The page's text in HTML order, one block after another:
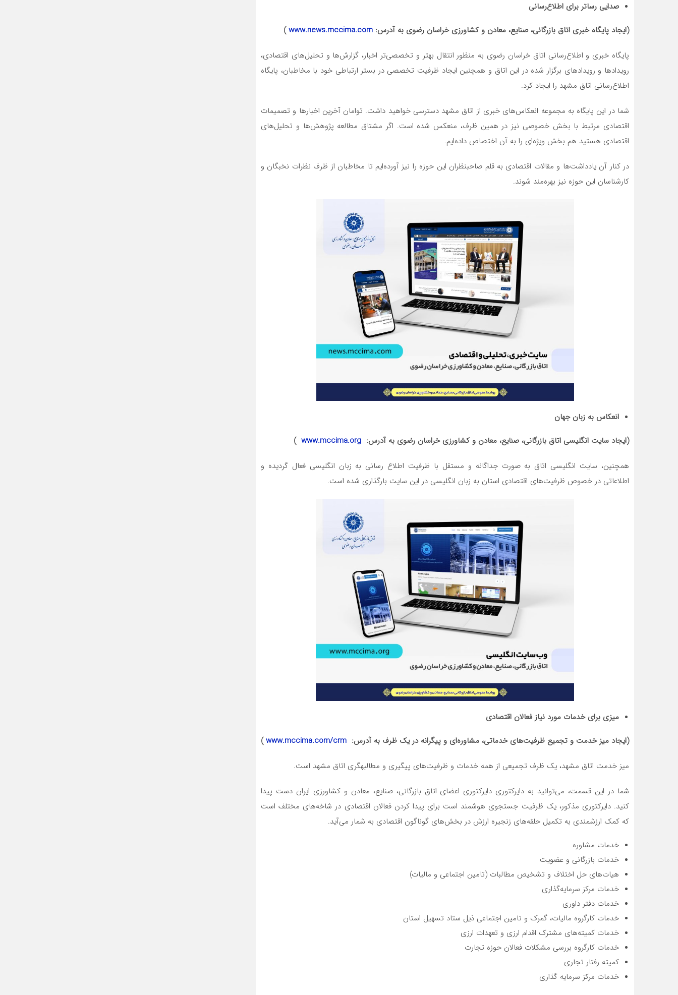
صدایی رساتر برای اطلاع‌رسانی
(ایجاد پایگاه خبری اتاق بازرگانی، صنایع، معادن و کشاورزی خراسان رضوی به آدرس: www.news.mccima.com
)
پایگاه خبری و اطلاع‌رسانی اتاق خراسان رضوی به منظور انتقال بهتر و تخصصی‌تر اخبار، گزارش‌ها و تحلیل‌های اقتصادی،
رویدادها و رویدادهای برگزار شده در این اتاق و همچنین ایجاد ظرفیت تخصصی در بستر ارتباطی خود با مخاطبان، پایگاه
اطلاع‌رسانی اتاق مشهد را ایجاد کرد.
شما در این پایگاه به مجموعه‌ انعکاس‌های خبری از اتاق مشهد دسترسی خواهید داشت. توامان آخرین اخبارها و تصمیمات
اقتصادی مرتبط با بخش خصوصی نیز در همین ظرف، منعکس شده است. اگر مشتاق مطالعه پژوهش‌ها و تحلیل‌های
اقتصادی هستید هم بخش ویژه‌ای را به آن اختصاص داده‌ایم.
در کنار آن یادداشت‌ها و مقالات اقتصادی به قلم صاحبنظران این حوزه را نیز آورده‌ایم تا مخاطبان از ظرف نظرات نخبگان و
کارشناسان این حوزه نیز بهره‌مند شوند.
انعکاس به زبان جهان
(ایجاد سایت انگلیسی اتاق بازرگانی، صنایع، معادن و کشاورزی خراسان رضوی به آدرس: www.mccima.org
)
همچنین، سایت انگلیسی اتاق به صورت جداگانه و مستقل با ظرفیت اطلاع رسانی به زبان انگلیسی فعال گردیده و
اطلاعاتی در خصوص ظرفیت‌های اقتصادی استان به زبان انگلیسی در این سایت بارگذاری شده است.
میزی برای خدمات مورد نیاز فعالان اقتصادی
(ایجاد میز خدمت و تجمیع ظرفیت‌های خدماتی، مشاوره‌ای و پیگرانه در یک ظرف به آدرس: www.mccima.com/crm
)
میز خدمت اتاق مشهد، یک ظرف تجمیعی از همه خدمات و ظرفیت‌های پیگیری و مطالبه‎گری اتاق مشهد است.
شما در این قسمت، می‌توانید به دایرکتوری دایرکتوری اعضای اتاق بازرگانی، صنایع، معادن و کشاورزی ایران دست پیدا
کنید. دایرکتوری مذکور، یک ظرفیت جستجوی هوشمند است برای پیدا کردن فعالان اقتصادی در شاخه‌های مختلف است
که کمک ارزشمندی به تکمیل حلقه‌های زنجیره ارزش در بخش‌های گوناگون اقتصادی به شمار می‌آید.
خدمات مشاوره
خدمات بازرگانی و عضویت
هیات‌های حل اختلاف و تشخیص مطالبات (تامین اجتماعی و مالیات)
خدمات مرکز سرمایه‌گذاری
خدمات دفتر داوری
خدمات کارگروه مالیات، گمرک و تامین اجتماعی ذیل ستاد تسهیل استان
خدمات کمیته‌های مشترک اقدام ارزی و تعهدات ارزی
خدمات کارگروه بررسی مشکلات فعالان حوزه تجارت
کمیته رفتار تجاری
خدمات مرکز سرمایه گذاری